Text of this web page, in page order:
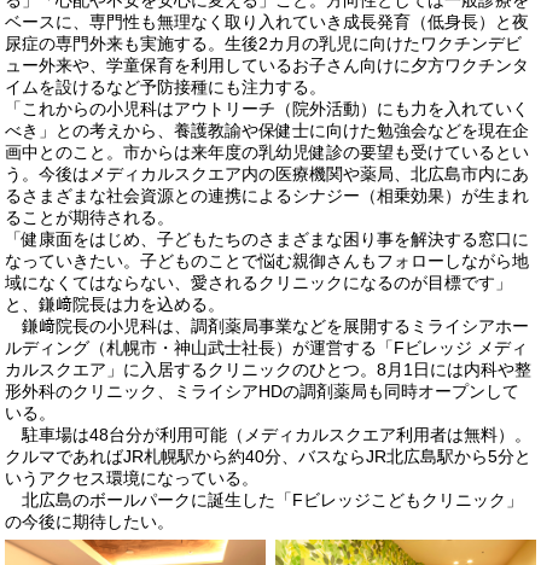
ベースに、専門性も無理なく取り入れていき成長発育（低身長）と夜
尿症の専門外来も実施する。生後2カ月の乳児に向けたワクチンデビ
ュー外来や、学童保育を利用しているお子さん向けに夕方ワクチンタ
イムを設けるなど予防接種にも注力する。
「これからの小児科はアウトリーチ（院外活動）にも力を入れていく
べき」との考えから、養護教諭や保健士に向けた勉強会などを現在企
画中とのこと。市からは来年度の乳幼児健診の要望も受けているとい
う。今後はメディカルスクエア内の医療機関や薬局、北広島市内にあ
るさまざまな社会資源との連携によるシナジー（相乗効果）が生まれ
ることが期待される。
「健康面をはじめ、子どもたちのさまざまな困り事を解決する窓口に
なっていきたい。子どものことで悩む親御さんもフォローしながら地
域になくてはならない、愛されるクリニックになるのが目標です」
と、鎌﨑院長は力を込める。
鎌﨑院長の小児科は、調剤薬局事業などを展開するミライシアホー
ルディング（札幌市・神山武士社長）が運営する「Fビレッジ メディ
カルスクエア」に入居するクリニックのひとつ。8月1日には内科や整
形外科のクリニック、ミライシアHDの調剤薬局も同時オープンして
いる。
駐車場は48台分が利用可能（メディカルスクエア利用者は無料）。
クルマであればJR札幌駅から約40分、バスならJR北広島駅から5分と
いうアクセス環境になっている。
北広島のボールパークに誕生した「Fビレッジこどもクリニック」
の今後に期待したい。